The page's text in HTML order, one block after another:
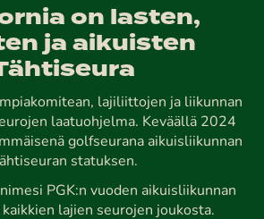
on lasten,
ja aikuisten
lajiliittojen ja liikunnan
laatuohjelma. Keväällä 2024
golfseurana aikuisliikunnan
statuksen.
PGK:n vuoden aikuisliikunnan
kaikkien lajien seurojen joukosta.